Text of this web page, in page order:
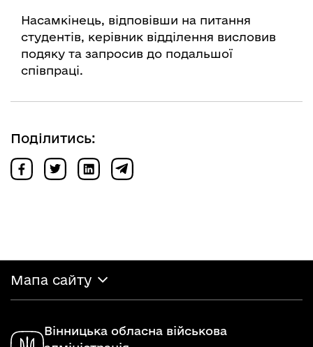
Насамкінець, відповівши на питання
студентів, керівник відділення висловив
подяку та запросив до подальшої
співпраці.
Поділитись:
Мапа сайту
Вінницька обласна військова